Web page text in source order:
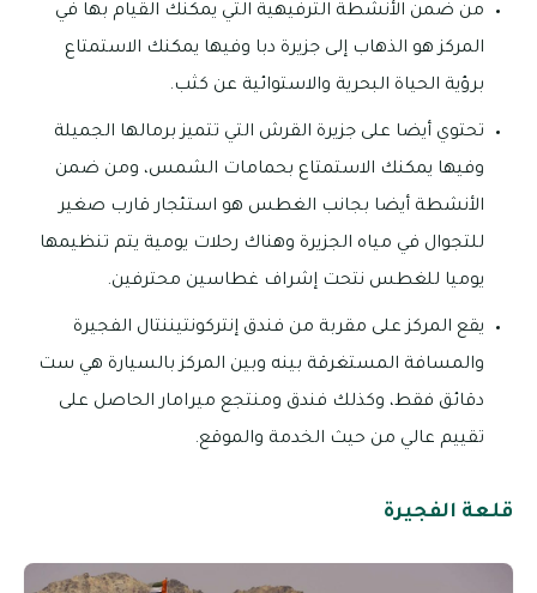
من ضمن الأنشطة الترفيهية التي يمكنك القيام بها في
المركز هو الذهاب إلى جزيرة دبا وفيها يمكنك الاستمتاع
برؤية الحياة البحرية والاستوائية عن كثب.
تحتوي أيضا على جزيرة القرش التي تتميز برمالها الجميلة
وفيها يمكنك الاستمتاع بحمامات الشمس، ومن ضمن
الأنشطة أيضا بجانب الغطس هو استئجار قارب صغير
للتجوال في مياه الجزيرة وهناك رحلات يومية يتم تنظيمها
يوميا للغطس نتحت إشراف غطاسين محترفين.
يقع المركز على مقربة من فندق إنتركونتيننتال الفجيرة
والمسافة المستغرقة بينه وبين المركز بالسيارة هي ست
دقائق فقط، وكذلك فندق ومنتجع ميرامار الحاصل على
تقييم عالي من حيث الخدمة والموقع.
قلعة الفجيرة